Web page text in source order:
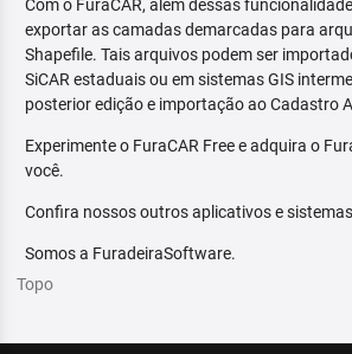
Com o FuraCAR, além dessas
exportar as camadas demarcadas para
Shapefile. Tais arquivos podem ser
SiCAR estaduais ou em sistemas GIS
posterior edição e importação ao Cadastro
Experimente o FuraCAR Free e adquira o
você.
Confira nossos outros aplicativos e
Somos a FuradeiraSoftware.
Topo